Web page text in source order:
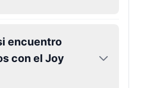
encuentro
con el Joy